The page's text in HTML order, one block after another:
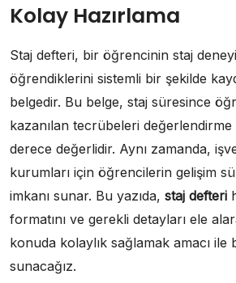
Kolay Hazırlama
Staj defteri, bir öğrencinin staj
öğrendiklerini sistemli bir şekilde
belgedir. Bu belge, staj süresince
kazanılan tecrübeleri değerlendirme
derece değerlidir. Aynı zamanda,
kurumları için öğrencilerin gelişim
imkanı sunar. Bu yazıda, staj defteri
formatını ve gerekli detayları ele
konuda kolaylık sağlamak amacı ile
sunacağız.